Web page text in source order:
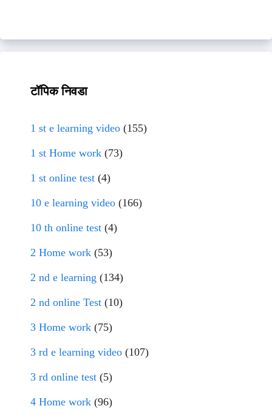
टॉपिक निवडा
1 st e learning video (155)
1 st Home work (73)
1 st online test (4)
10 e learning video (166)
10 th online test (4)
2 Home work (53)
2 nd e learning (134)
2 nd online Test (10)
3 Home work (75)
3 rd e learning video (107)
3 rd online test (5)
4 Home work (96)